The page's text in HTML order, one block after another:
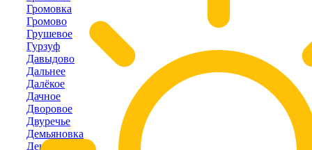
Громовка
Громово
Грушевое
Гурзуф
Давыдово
Дальнее
Далёкое
Дачное
Дворовое
Двуречье
Демьяновка
Денисовка